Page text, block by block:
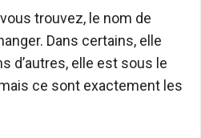
trouvez, le nom de
Dans certains, elle
d’autres, elle est sous le
ce sont exactement les